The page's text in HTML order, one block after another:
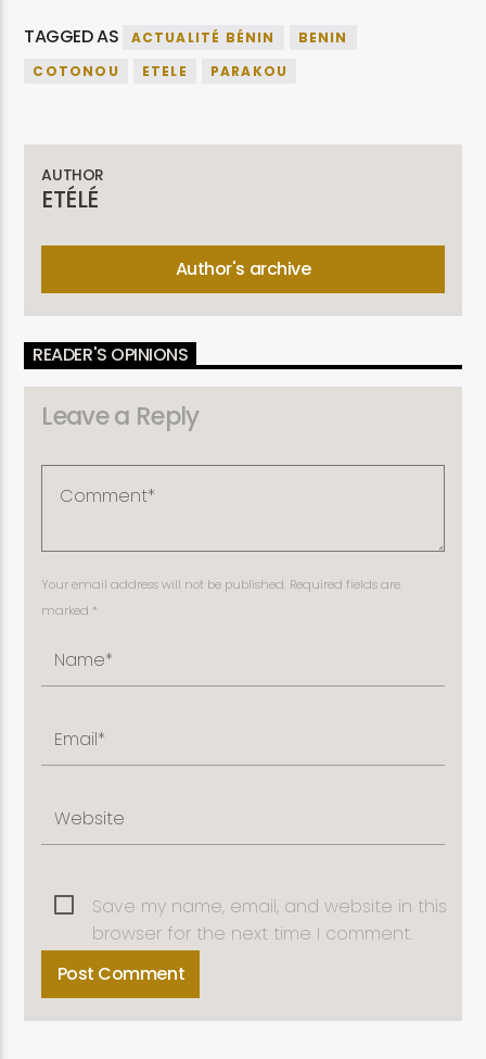
TAGGED AS ACTUALITÉ BÉNIN
BENIN
COTONOU
ETELE PARAKOU
AUTHOR
ETÉLÉ
Author's archive
READER'S OPINIONS
Leave a Reply
Your email address will not be published. Required fields are
marked *
Save my name, email, and website in this
browser for the next time I comment.